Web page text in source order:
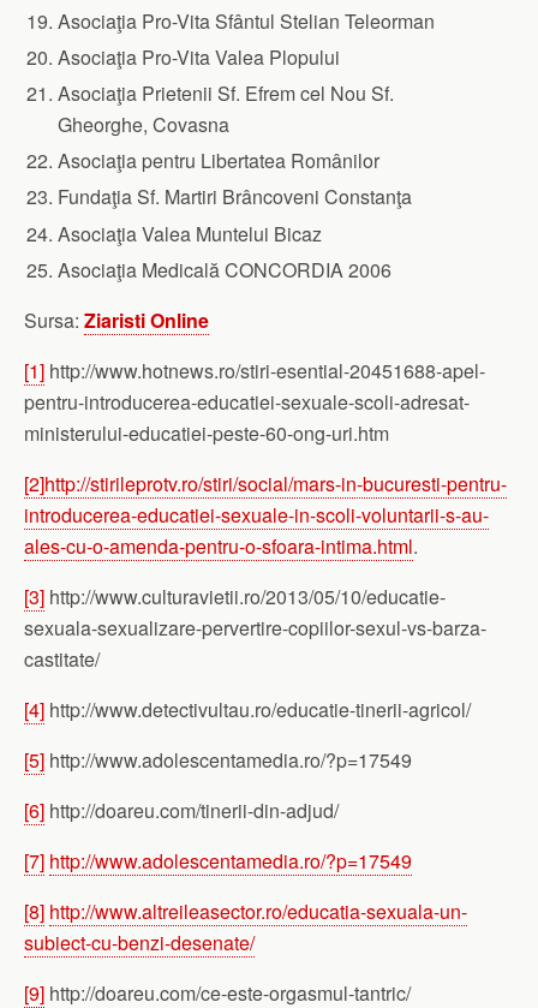
Asociaţia Pro-Vita Sfântul Stelian Teleorman
Asociaţia Pro-Vita Valea Plopului
Asociaţia Prietenii Sf. Efrem cel Nou Sf.
Gheorghe, Covasna
Asociaţia pentru Libertatea Românilor
Fundaţia Sf. Martiri Brâncoveni Constanţa
Asociaţia Valea Muntelui Bicaz
Asociaţia Medicală CONCORDIA 2006
Sursa: Ziaristi Online
[1] http://www.hotnews.ro/stiri-esential-20451688-apel-
pentru-introducerea-educatiei-sexuale-scoli-adresat-
ministerului-educatiei-peste-60-ong-uri.htm
[2]http://stirileprotv.ro/stiri/social/mars-in-bucuresti-pentru-
introducerea-educatiei-sexuale-in-scoli-voluntarii-s-au-
ales-cu-o-amenda-pentru-o-sfoara-intima.html.
[3] http://www.culturavietii.ro/2013/05/10/educatie-
sexuala-sexualizare-pervertire-copiilor-sexul-vs-barza-
castitate/
[4] http://www.detectivultau.ro/educatie-tinerii-agricol/
[5] http://www.adolescentamedia.ro/?p=17549
[6] http://doareu.com/tinerii-din-adjud/
[7] http://www.adolescentamedia.ro/?p=17549
[8] http://www.altreileasector.ro/educatia-sexuala-un-
subiect-cu-benzi-desenate/
[9] http://doareu.com/ce-este-orgasmul-tantric/